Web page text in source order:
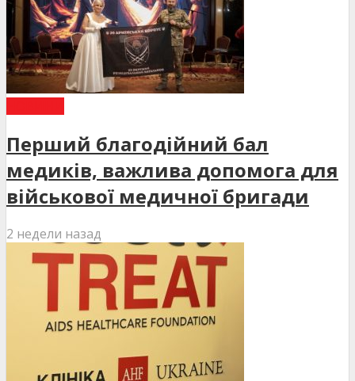
Перший благодійний бал
медиків, важлива допомога для
військової медичної бригади
2 недели назад